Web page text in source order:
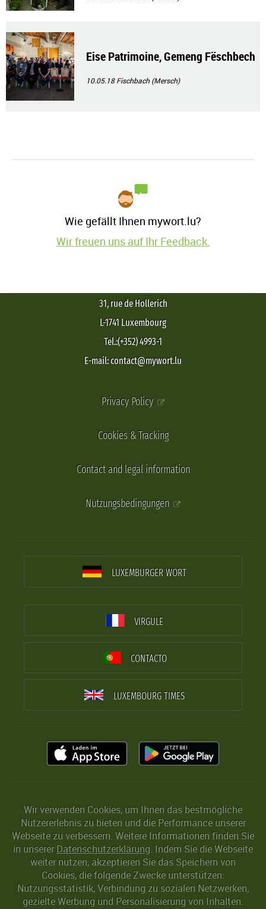
Eise Patrimoine, Gemeng Fëschbech
10.05.18Fischbach (Mersch)
Wie gefällt Ihnen mywort.lu?
Wir freuen uns auf Ihr Feedback.
31, rue de Hollerich
L-1741 Luxembourg
Tel.:(+352) 4993-1
E-mail: contact@mywort.lu
Privacy Policy
Cookies & Tracking
Contact and legal information
Nutzungsbedingungen
LUXEMBURGER WORT
VIRGULE
CONTACTO
LUXEMBOURG TIMES
Wir verwenden Cookies, um Ihnen das bestmögliche
Nutzererlebnis zu bieten und die Performance unserer
Webseite zu verbessern. Weitere Informationen finden Sie
in unserer Datenschutzerklärung. Indem Sie die Webseite
weiter nutzen, akzeptieren Sie das Speichern von
Cookies, die folgende Zwecke unterstützen:
Nutzungsstatistik, Verbindung zu sozialen Netzwerken,
gezielte Werbung und Personalisierung von Inhalten.